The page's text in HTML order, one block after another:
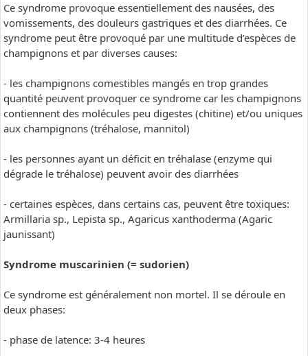
Ce syndrome provoque essentiellement des nausées, des
vomissements, des douleurs gastriques et des diarrhées. Ce
syndrome peut être provoqué par une multitude d’espèces de
champignons et par diverses causes:
- les champignons comestibles mangés en trop grandes
quantité peuvent provoquer ce syndrome car les champignons
contiennent des molécules peu digestes (chitine) et/ou uniques
aux champignons (tréhalose, mannitol)
- les personnes ayant un déficit en tréhalase (enzyme qui
dégrade le tréhalose) peuvent avoir des diarrhées
- certaines espèces, dans certains cas, peuvent être toxiques:
Armillaria sp., Lepista sp., Agaricus xanthoderma (Agaric
jaunissant)
Syndrome muscarinien (= sudorien)
Ce syndrome est généralement non mortel. Il se déroule en
deux phases:
- phase de latence: 3-4 heures